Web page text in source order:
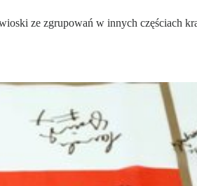
ze zgrupowań w innych częściach